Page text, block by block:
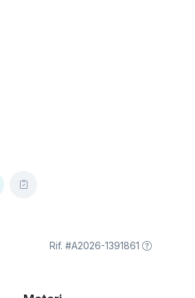
Rif. #A2026-1391861